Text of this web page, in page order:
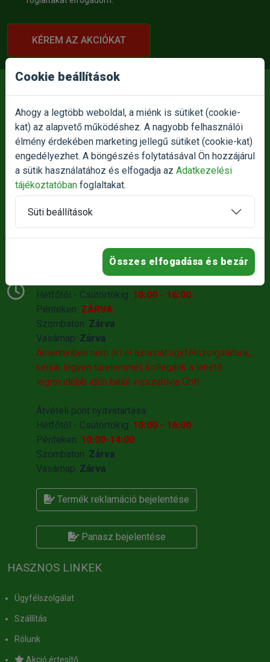
KÉREM AZ AKCIÓKAT
E-MAIL:
info@petnet.hu
TELEFON:
+36709326336
+36709326333
1186 Budapest, Besence utca 1.
Hétfőtől - Csütörtökig: 10:00 - 16:00
Pénteken: ZÁRVA
Szombaton: Zárva
Vasárnap: Zárva
Amennyiben nem éri el azonnal ügyfélszolgálatunk,
kérjük legyen türelemmel, kollégánk a lehető
legrövidebb időn belül visszahivja Önt!
Átvételi pont nyitvatartása:
Hétfőtől - Csütörtökig: 10:00 - 16:00
Pénteken: 10:00-14:00
Szombaton: Zárva
Vasárnap: Zárva
Termék reklamáció bejelentése
Panasz bejelentése
HASZNOS LINKEK
Ügyfélszolgálat
Szállítás
Rólunk
Akció értesítő
Cookie beállítások
Ahogy a legtöbb weboldal, a miénk is sütiket (cookie-
kat) az alapvető működéshez. A nagyobb felhasználói
élmény érdekében marketing jellegű sütiket (cookie-kat)
engedélyezhet. A böngészés folytatásával Ön hozzájárul
a sütik használatához és elfogadja az Adatkezelési
tájékoztatóban foglaltakat.
Süti beállítások
Összes elfogadása és bezár